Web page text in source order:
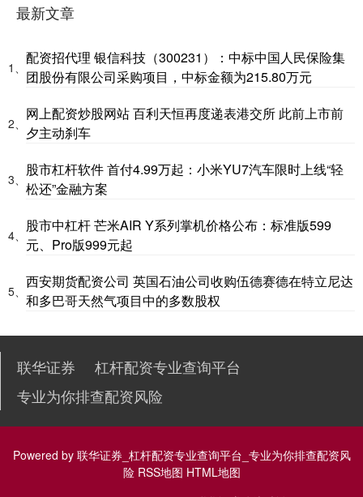
最新文章
1、
配资招代理 银信科技（300231）：中标中国人民保险集
团股份有限公司采购项目，中标金额为215.80万元
2、
网上配资炒股网站 百利天恒再度递表港交所 此前上市前
夕主动刹车
3、
股市杠杆软件 首付4.99万起：小米YU7汽车限时上线“轻
松还”金融方案
4、
股市中杠杆 芒米AIR Y系列掌机价格公布：标准版599
元、Pro版999元起
5、
西安期货配资公司 英国石油公司收购伍德赛德在特立尼达
和多巴哥天然气项目中的多数股权
联华证券
杠杆配资专业查询平台
专业为你排查配资风险
Powered by 联华证券_杠杆配资专业查询平台_专业为你排查配资风
险 RSS地图 HTML地图